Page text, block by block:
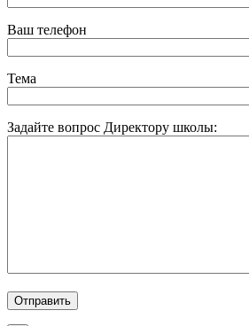
Ваш телефон
Тема
Задайте вопрос Директору школы: